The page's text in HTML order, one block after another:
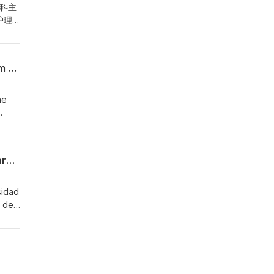
主
理
疗
Peter Clayton - Growth decoded: Managing pharmacogenomics and AI to transform hormone therapy predictions
Peter Clayton - El crecimiento descifrado: Gestionar la farmacogenómica y la IA para transformar las predicciones de la terapia hormonal
de